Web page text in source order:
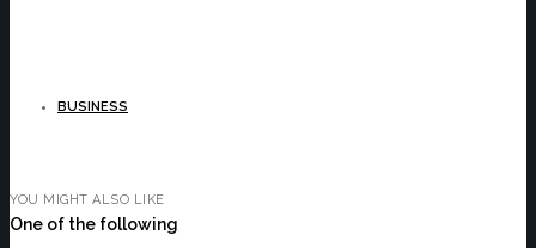
BUSINESS
YOU MIGHT ALSO LIKE
One of the following